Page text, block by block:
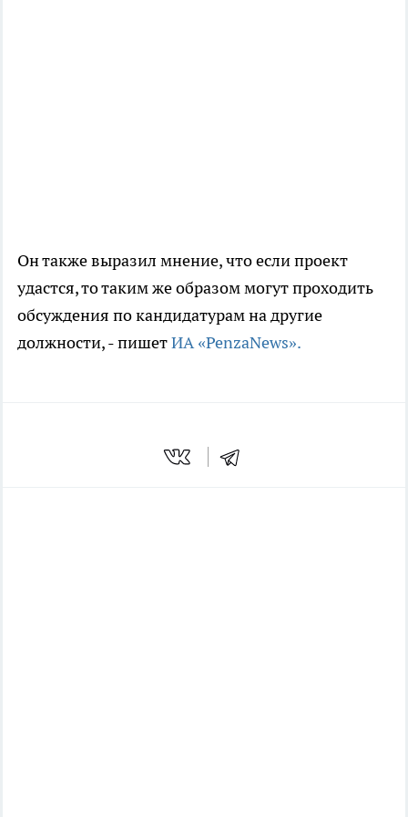
Он также выразил мнение, что если проект
удастся, то таким же образом могут проходить
обсуждения по кандидатурам на другие
должности, - пишетИА «PenzaNews».